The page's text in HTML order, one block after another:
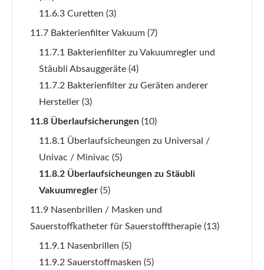
11.6.3 Curetten (3)
11.7 Bakterienfilter Vakuum (7)
11.7.1 Bakterienfilter zu Vakuumregler und
Stäubli Absauggeräte (4)
11.7.2 Bakterienfilter zu Geräten anderer
Hersteller (3)
11.8 Überlaufsicherungen (10)
11.8.1 Überlaufsicheungen zu Universal /
Univac / Minivac (5)
11.8.2 Überlaufsicheungen zu Stäubli
Vakuumregler (5)
11.9 Nasenbrillen / Masken und
Sauerstoffkatheter für Sauerstofftherapie (13)
11.9.1 Nasenbrillen (5)
11.9.2 Sauerstoffmasken (5)